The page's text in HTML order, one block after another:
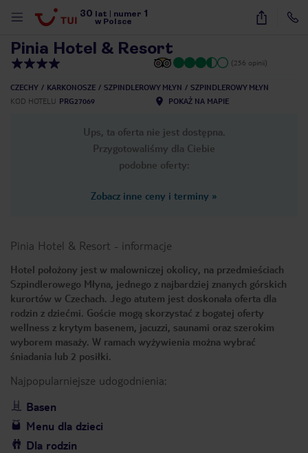
30 lat numer 1
w Polsce
26
Pinia Hotel & Resort
(256 opinii)
CZECHY KARKONOSZE SZPINDLEROWY MŁYN
SZPINDLEROWY MŁYN
KOD HOTELU PRG27069 POKAŻ NA MAPIE
Ups, ta oferta nie jest dostępna.
Przygotowaliśmy dla Ciebie
podobne oferty:
Zobacz inne ceny i terminy »
Pinia Hotel & Resort - informacje
Hotel położony jest w malowniczej okolicy, na przedmieściach
Szpindlerowego Młyna, jednego z najbardziej znanych górskich
kurortów w Czechach. Jego atutem jest doskonała oferta dla
rodzin z dziećmi. Goście mogą skorzystać z bogatej oferty
wellness z krytym basenem, jacuzzi, saunami oraz szerokim
wyborem masaży. W ramach wyżywienia można wybrać
śniadania lub 2 posiłki.
Najpopularniejsze udogodnienia:
Basen
Menu dla dzieci
Dla rodzin